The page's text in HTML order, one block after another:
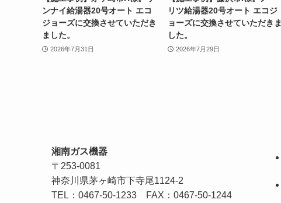
ンナイ給湯器20号オート エコ
ジョーズに交換させていただき
ました。
2026年7月31日
リツ給湯器20号オート エコジ
ョーズに交換させていただきま
した。
2026年7月29日
湘南ガス機器
〒253-0081
神奈川県茅ヶ崎市下寺尾1124-2
TEL： 0467-50-1233 FAX：0467-50-1244